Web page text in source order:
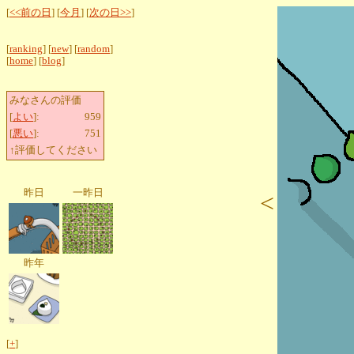
[<<前の日 ] [今月 ] [次の日>>]
[ranking] [new] [random]
[home] [blog]
みなさんの評価
[よい]:
959
[悪い]:
751
↑評価してください
昨日 一昨日
昨年
[+]
<